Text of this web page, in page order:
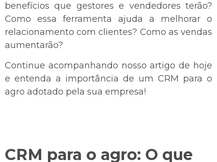
benefícios que gestores e vendedores terão?
Como essa ferramenta ajuda a melhorar o
relacionamento com clientes? Como as vendas
aumentarão?
Continue acompanhando nosso artigo de hoje
e entenda a importância de um CRM para o
agro adotado pela sua empresa!
CRM para o agro: O que